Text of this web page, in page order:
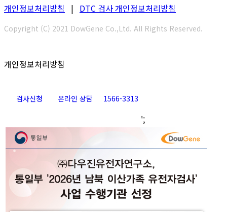
개인정보처리방침 | DTC 검사 개인정보처리방침
Copyright (C) 2021 DowGene Co.,Ltd. All Rights Reserved.
개인정보처리방침
검사신청 온라인 상담 1566-3313
Go
';